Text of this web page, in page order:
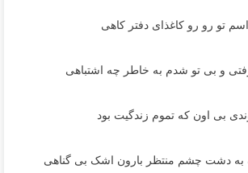
تو رو رو کاغذای دفتر کاهی
و بی تو شدم به خاطر چه اشتباهی
بی اون که تموم زندگیت بود
دشت چشم منتظر بارون اشک بی گناهی